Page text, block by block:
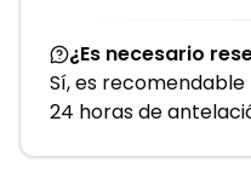
¿Es necesario
Sí, es
24 horas de